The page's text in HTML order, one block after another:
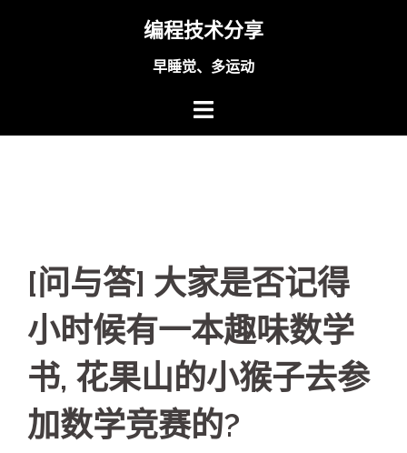
编程技术分享
早睡觉、多运动
[问与答] 大家是否记得
小时候有一本趣味数学
书, 花果山的小猴子去参
加数学竞赛的?